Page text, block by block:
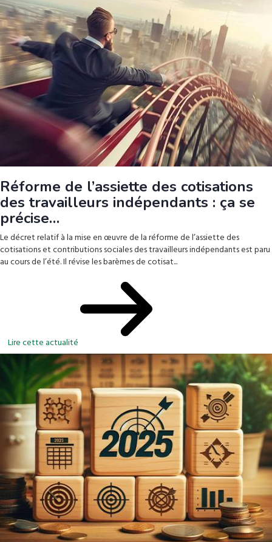
Réforme de l’assiette des cotisations
des travailleurs indépendants : ça se
précise…
Le décret relatif à la mise en œuvre de la réforme de l’assiette des
cotisations et contributions sociales des travailleurs indépendants est paru
au cours de l’été. Il révise les barèmes de cotisat...
Lire cette actualité